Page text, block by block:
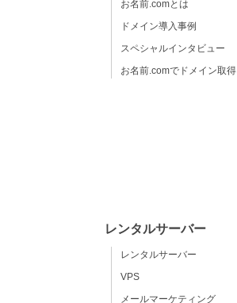
お名前.comとは
ドメイン導入事例
スペシャルインタビュー
お名前.comでドメイン取得
レンタルサーバー
レンタルサーバー
VPS
メールマーケティング